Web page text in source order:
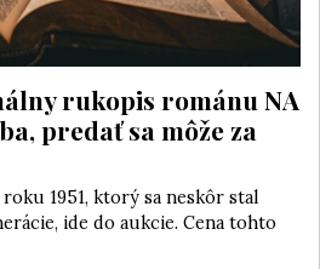
rukopis románu NA
predať sa môže za
1951, ktorý sa neskôr stal
ide do aukcie. Cena tohto